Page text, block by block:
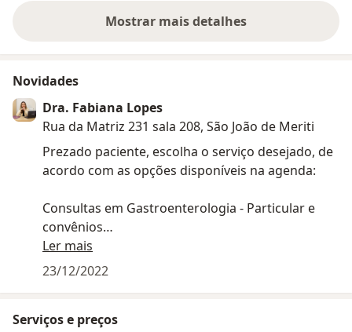
Mostrar mais detalhes
sobre a experiência
Novidades
Dra. Fabiana Lopes
Rua da Matriz 231 sala 208, São João de Meriti
Prezado paciente, escolha o serviço desejado, de
acordo com as opções disponíveis na agenda:
Consultas em Gastroenterologia - Particular e
convênios
Teleconsulta em Gastroenterologia - Particular
Endoscopia Digestiva Alta - Particular e
Consultas em Hepatologia - Dra Daniella Mouta -
Ler mais
23/12/2022
Serviços e preços